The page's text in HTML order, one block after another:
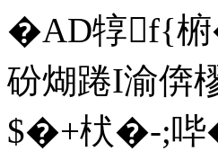
�AD犉f{
砏煳踡I渝
$�+枤� -;哔